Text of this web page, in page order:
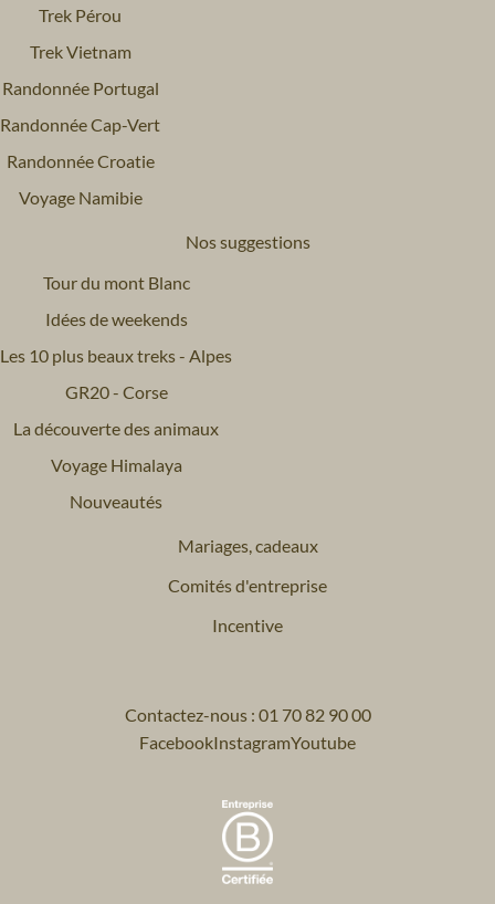
Trek Pérou
Trek Vietnam
Randonnée Portugal
Randonnée Cap-Vert
Randonnée Croatie
Voyage Namibie
Nos suggestions
Tour du mont Blanc
Idées de weekends
Les 10 plus beaux treks - Alpes
GR20 - Corse
La découverte des animaux
Voyage Himalaya
Nouveautés
Mariages, cadeaux
Comités d'entreprise
Incentive
Contactez-nous : 01 70 82 90 00
FacebookInstagramYoutube